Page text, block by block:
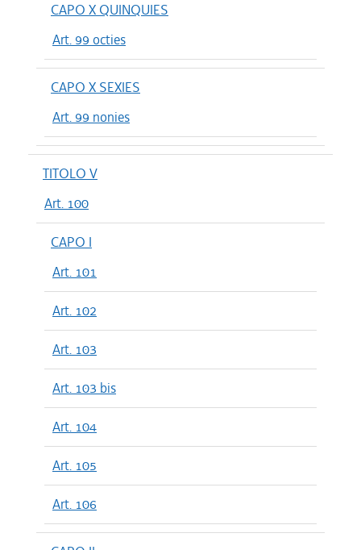
CAPO X QUINQUIES
Art. 99 octies
CAPO X SEXIES
Art. 99 nonies
TITOLO V
Art. 100
CAPO I
Art. 101
Art. 102
Art. 103
Art. 103 bis
Art. 104
Art. 105
Art. 106